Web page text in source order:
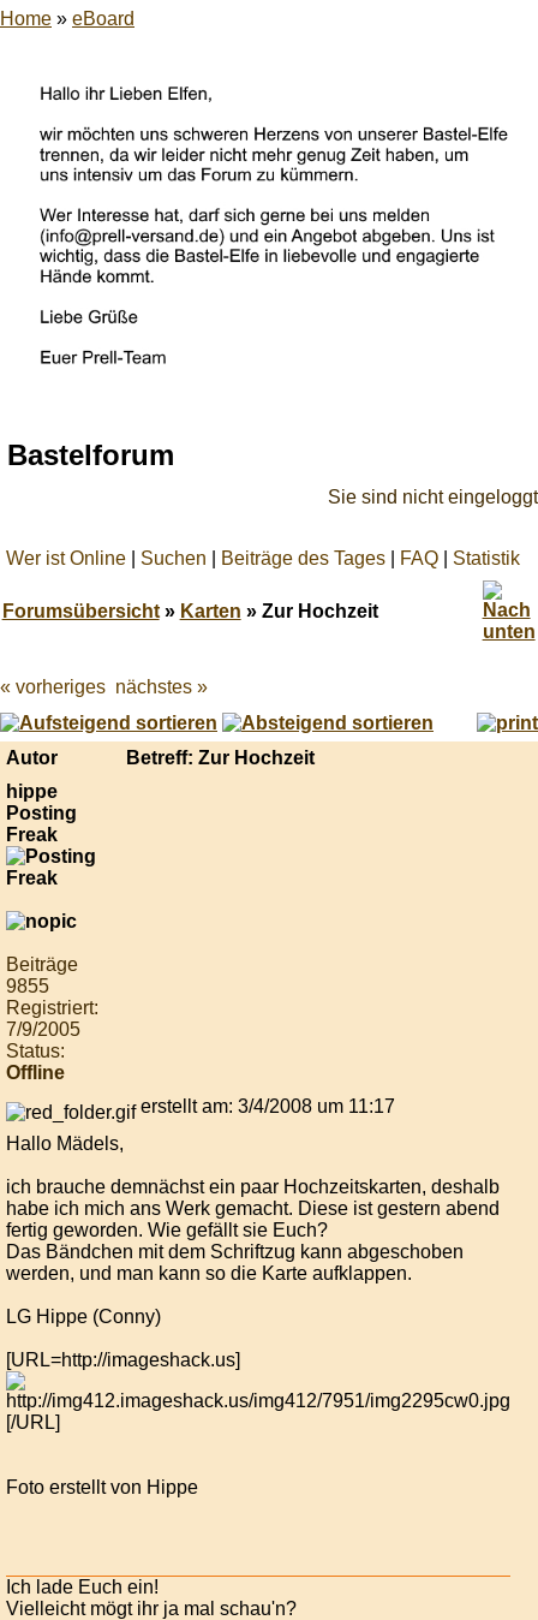
Home » eBoard
Bastelforum
Sie sind nicht eingeloggt
Wer ist Online Suchen Beiträge des Tages FAQ Statistik
Forumsübersicht» Karten » Zur Hochzeit
Best
online
live
casino
« vorheriges nächstes »
Autor
Betreff: Zur Hochzeit
hippe
Posting
Freak
Beiträge
9855
Registriert:
7/9/2005
Status:
Offline
erstellt am: 3/4/2008 um 11:17
Hallo Mädels,
ich brauche demnächst ein paar Hochzeitskarten, deshalb
habe ich mich ans Werk gemacht. Diese ist gestern abend
fertig geworden. Wie gefällt sie Euch?
Das Bändchen mit dem Schriftzug kann abgeschoben
werden, und man kann so die Karte aufklappen.
LG Hippe (Conny)
[URL=http://imageshack.us]
[/URL]
Foto erstellt von Hippe
Ich lade Euch ein!
Vielleicht mögt ihr ja mal schau'n?